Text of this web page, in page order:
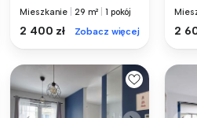
Mieszkanie 29 m² |1 pokój
2 400 zł Zobacz więcej 2